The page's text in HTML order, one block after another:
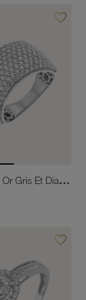
favorite_borderAjouter
Bague En Or Gris Et Diamants
favorite_borderAjouter